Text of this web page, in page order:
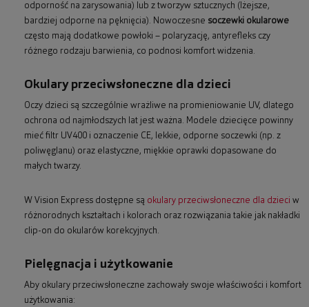
odporność na zarysowania) lub z tworzyw sztucznych (lżejsze,
bardziej odporne na pęknięcia). Nowoczesne soczewki okularowe
często mają dodatkowe powłoki – polaryzację, antyrefleks czy
różnego rodzaju barwienia, co podnosi komfort widzenia.
Okulary przeciwsłoneczne dla dzieci
Oczy dzieci są szczególnie wrażliwe na promieniowanie UV, dlatego
ochrona od najmłodszych lat jest ważna. Modele dziecięce powinny
mieć filtr UV400 i oznaczenie CE, lekkie, odporne soczewki (np. z
poliwęglanu) oraz elastyczne, miękkie oprawki dopasowane do
małych twarzy.
W Vision Express dostępne są okulary przeciwsłoneczne dla dzieci w
różnorodnych kształtach i kolorach oraz rozwiązania takie jak nakładki
clip-on do okularów korekcyjnych.
Pielęgnacja i użytkowanie
Aby okulary przeciwsłoneczne zachowały swoje właściwości i komfort
użytkowania: